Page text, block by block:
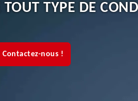
TYPE DE
Contactez-nous !